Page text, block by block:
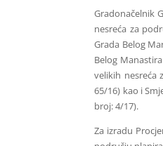
Gradonačelnik
nesreća za
Grada Belog
Belog
velikih nesreća
65/16) kao i
broj: 4/17).
Za izradu